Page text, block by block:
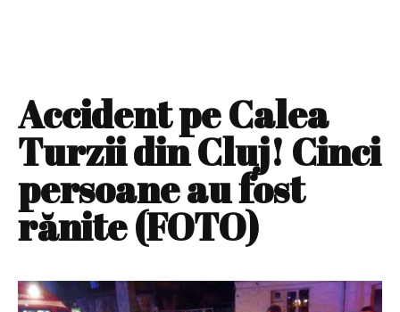
Accident pe Calea
Turzii din Cluj! Cinci
persoane au fost
rănite (FOTO)